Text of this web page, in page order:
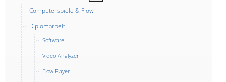
Computerspiele & Flow
Diplomarbeit
Software
Video Analyzer
Flow Player